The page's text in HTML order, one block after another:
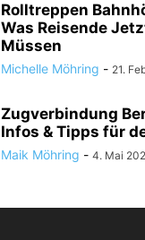
Rolltreppen
Was Reisende
Müssen
Michelle Möhring - 21.
Zugverbindung
Infos & Tipps für
Maik Möhring - 4. Mai